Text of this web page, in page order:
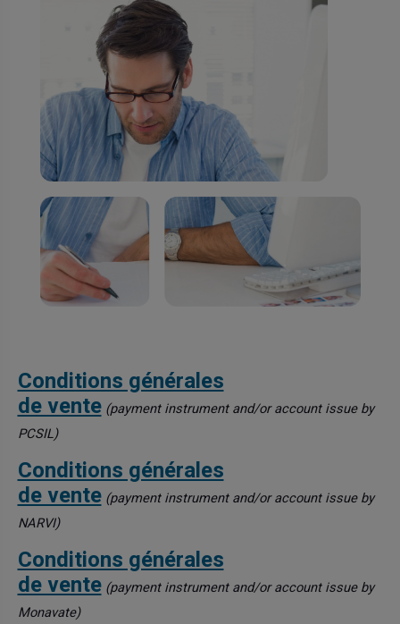
Conditions générales
de vente(payment instrument and/or account issue by
PCSIL)
Conditions générales
de vente(payment instrument and/or account issue by
NARVI)
Conditions générales
de vente(payment instrument and/or account issue by
Monavate)